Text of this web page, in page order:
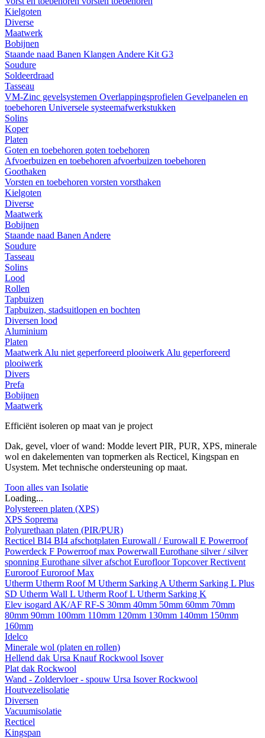
Kielgoten
Diverse
Maatwerk
Bobijnen
Staande naad Banen Klangen Andere Kit G3
Soudure
Soldeerdraad
Tasseau
VM-Zinc gevelsystemen Overlappingsprofielen Gevelpanelen en
toebehoren Universele systeemafwerkstukken
Solins
Koper
Platen
Goten en toebehoren goten toebehoren
Afvoerbuizen en toebehoren afvoerbuizen toebehoren
Goothaken
Vorsten en toebehoren vorsten vorsthaken
Kielgoten
Diverse
Maatwerk
Bobijnen
Staande naad Banen Andere
Soudure
Tasseau
Solins
Lood
Rollen
Tapbuizen
Tapbuizen, stadsuitlopen en bochten
Diversen lood
Aluminium
Platen
Maatwerk Alu niet geperforeerd plooiwerk Alu geperforeerd
plooiwerk
Divers
Prefa
Bobijnen
Maatwerk
Efficiënt isoleren op maat van je project
Dak, gevel, vloer of wand: Modde levert PIR, PUR, XPS, minerale
wol en dakelementen van topmerken als Recticel, Kingspan en
Usystem. Met technische ondersteuning op maat.
Toon alles van Isolatie
Loading...
Polystereen platen (XPS)
XPS Soprema
Polyurethaan platen (PIR/PUR)
Recticel BI4 BI4 afschotplaten Eurowall / Eurowall E Powerroof
Powerdeck F Powerroof max Powerwall Eurothane silver / silver
sponning Eurothane silver afschot EurofloorTopcoverRectivent
EuroroofEuroroof Max
Utherm Utherm Roof M Utherm Sarking A Utherm Sarking L Plus
SD Utherm Wall L Utherm Roof L Utherm Sarking K
Elev isogard AK/AF RF-S 30mm 40mm 50mm 60mm 70mm
80mm 90mm 100mm 110mm 120mm 130mm 140mm 150mm
160mm
Idelco
Minerale wol (platen en rollen)
Hellend dak Ursa KnaufRockwool Isover
Plat dak Rockwool
Wand - Zoldervloer - spouw Ursa IsoverRockwool
Houtvezelisolatie
Diversen
Vacuumisolatie
Recticel
Kingspan